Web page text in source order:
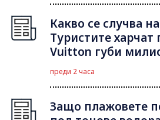
Какво се случва
Туристите
Vuitton губи
преди 2 часа
Защо плажовете